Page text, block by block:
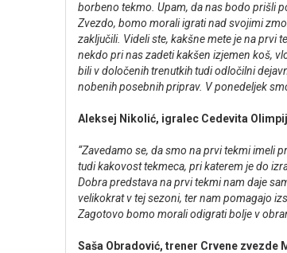
borbeno tekmo. Upam, da nas bodo prišli
Zvezdo, bomo morali igrati nad svojimi
zaključili. Videli ste, kakšne mete je na prvi
nekdo pri nas zadeti kakšen izjemen koš,
bili v določenih trenutkih tudi odločilni
nobenih posebnih priprav. V ponedeljek
Aleksej Nikolić, igralec Cedevita
“Zavedamo se, da smo na prvi tekmi imeli
tudi kakovost tekmeca, pri katerem je do
Dobra predstava na prvi tekmi nam daje
velikokrat v tej sezoni, ter nam pomagajo
Zagotovo bomo morali odigrati bolje v
Saša Obradović, trener Crvene zvezde